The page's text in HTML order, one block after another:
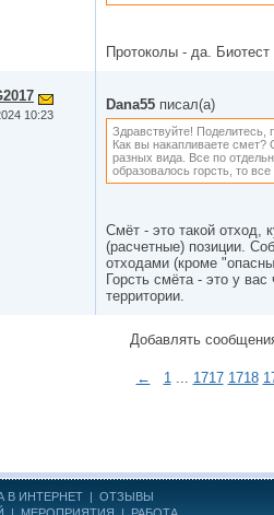
Протоколы - да.
10:23
Dana55 писал(а)
Здравствуйте! Поделитесь,
Как вы накапливаете смет?
разных вида. Все по
образовалось горсть, то
Смёт - это такой отход,
(расчетные) позиции.
отходами (кроме
Горсть смёта - это у
территории.
Добавлять
← 1... 1717 1718
В ИНТЕРНЕТ | ОТЗЫВЫ